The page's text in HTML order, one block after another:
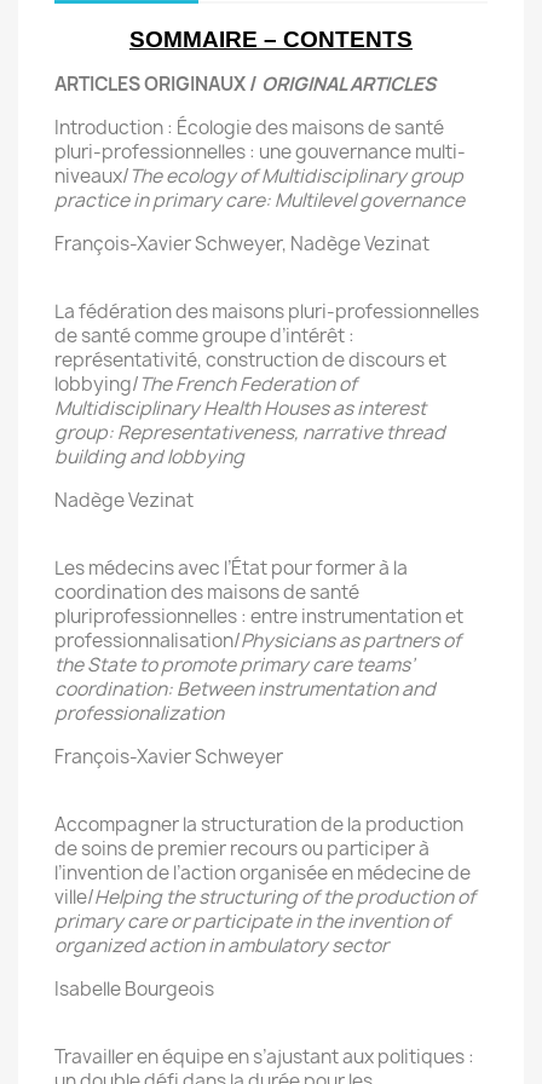
SOMMAIRE – CONTENTS
ARTICLES ORIGINAUX / ORIGINAL ARTICLES
Introduction : Écologie des maisons de santé
pluri-professionnelles : une gouvernance multi-
niveaux/The ecology of Multidisciplinary group
practice in primary care: Multilevel governance
François-Xavier Schweyer, Nadège Vezinat
La fédération des maisons pluri-professionnelles
de santé comme groupe d’intérêt :
représentativité, construction de discours et
lobbying/The French Federation of
Multidisciplinary Health Houses as interest
group: Representativeness, narrative thread
building and lobbying
Nadège Vezinat
Les médecins avec l’État pour former à la
coordination des maisons de santé
pluriprofessionnelles : entre instrumentation et
professionnalisation/Physicians as partners of
the State to promote primary care teams’
coordination: Between instrumentation and
professionalization
François-Xavier Schweyer
Accompagner la structuration de la production
de soins de premier recours ou participer à
l’invention de l’action organisée en médecine de
ville/Helping the structuring of the production of
primary care or participate in the invention of
organized action in ambulatory sector
Isabelle Bourgeois
Travailler en équipe en s’ajustant aux politiques :